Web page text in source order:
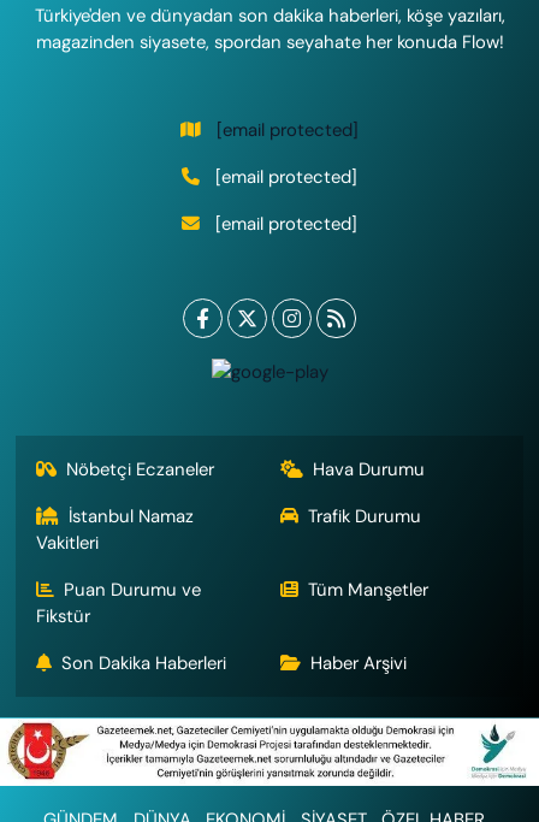
Türkiye'den ve dünyadan son dakika haberleri, köşe yazıları,
magazinden siyasete, spordan seyahate her konuda Flow!
[email protected]
[email protected]
[email protected]
Nöbetçi Eczaneler
Hava Durumu
İstanbul Namaz
Vakitleri
Trafik Durumu
Puan Durumu ve
Fikstür
Tüm Manşetler
Son Dakika Haberleri Haber Arşivi